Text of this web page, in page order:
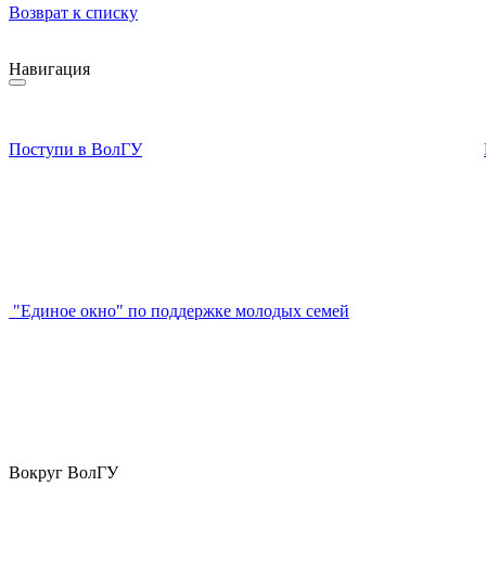
Возврат к списку
Навигация
Поступи в ВолГУ
"Единое окно" по поддержке молодых семей
Вокруг ВолГУ